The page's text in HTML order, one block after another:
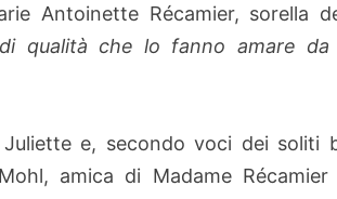
Antoinette Récamier, sorella
qualità che lo fanno amare
e, secondo voci dei soliti
amica di Madame